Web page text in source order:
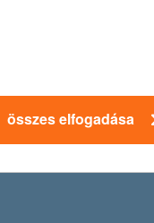
összes elfogadása